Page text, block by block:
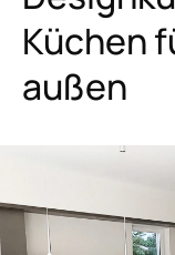
Küchen
außen